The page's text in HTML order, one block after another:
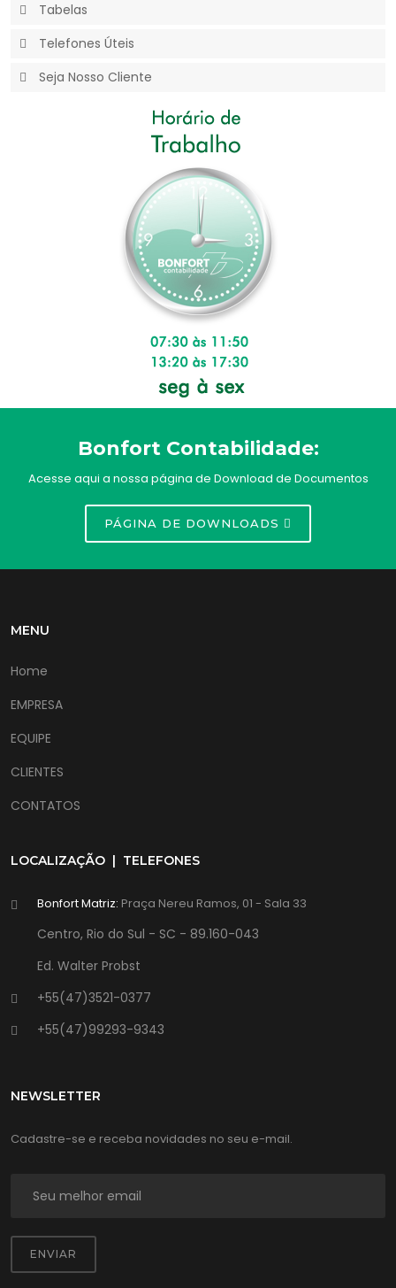
Tabelas
Telefones Úteis
Seja Nosso Cliente
Bonfort Contabilidade:
Acesse aqui a nossa página de Download de Documentos
PÁGINA DE DOWNLOADS
MENU
Home
EMPRESA
EQUIPE
CLIENTES
CONTATOS
LOCALIZAÇÃO | TELEFONES
Bonfort Matriz: Praça Nereu Ramos, 01 - Sala 33
Centro, Rio do Sul - SC - 89.160-043
Ed. Walter Probst
+55(47)3521-0377
+55(47)99293-9343
NEWSLETTER
Cadastre-se e receba novidades no seu e-mail.
ENVIAR